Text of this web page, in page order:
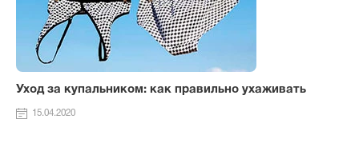
Уход за купальником: как правильно ухаживать
15.04.2020